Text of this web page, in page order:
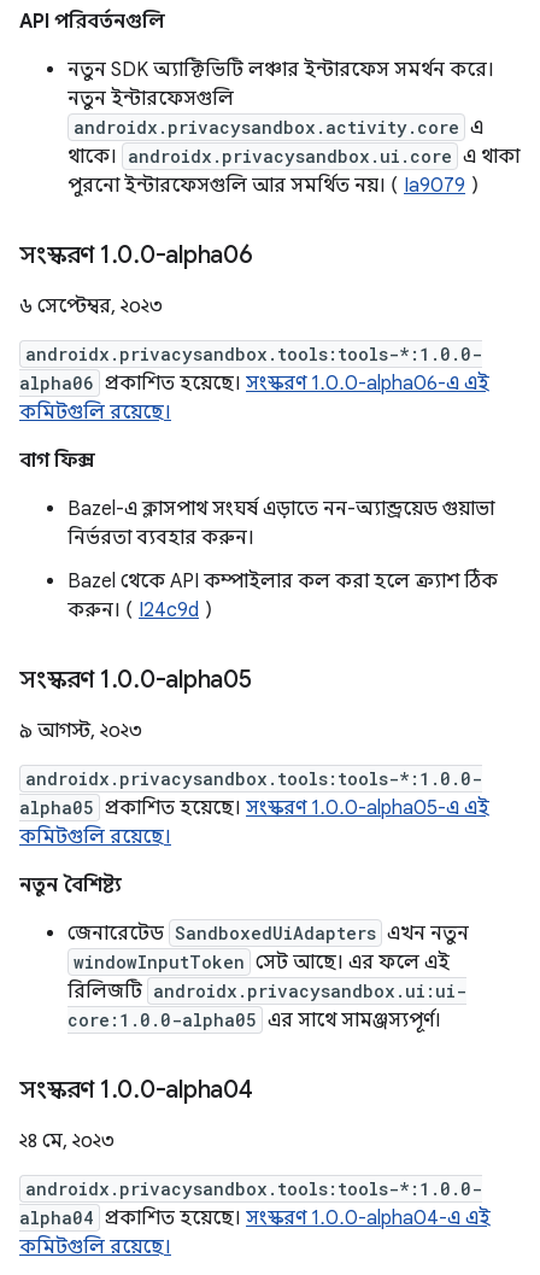
API পরিবর্তনগুলি
নতুন SDK অ্যাক্টিভিটি লঞ্চার ইন্টারফেস সমর্থন করে।
নতুন ইন্টারফেসগুলি
androidx.privacysandbox.activity.core এ
থাকে।
androidx.privacysandbox.ui.core এ থাকা
পুরনো ইন্টারফেসগুলি আর সমর্থিত নয়। ( Ia9079 )
সংস্করণ 1.0.0-alpha06
৬ সেপ্টেম্বর, ২০২৩
androidx.privacysandbox.tools:tools-*:1.0.0-
alpha06 প্রকাশিত হয়েছে। সংস্করণ 1.0.0-alpha06-এ এই
কমিটগুলি রয়েছে।
বাগ ফিক্স
Bazel-এ ক্লাসপাথ সংঘর্ষ এড়াতে নন-অ্যান্ড্রয়েড গুয়াভা
নির্ভরতা ব্যবহার করুন।
Bazel থেকে API কম্পাইলার কল করা হলে ক্র্যাশ ঠিক
করুন। ( I24c9d )
সংস্করণ 1.0.0-alpha05
৯ আগস্ট, ২০২৩
androidx.privacysandbox.tools:tools-*:1.0.0-
alpha05 প্রকাশিত হয়েছে। সংস্করণ 1.0.0-alpha05-এ এই
কমিটগুলি রয়েছে।
নতুন বৈশিষ্ট্য
জেনারেটেড SandboxedUiAdapters এখন নতুন
windowInputToken সেট আছে। এর ফলে এই
রিলিজটি androidx.privacysandbox.ui:ui-
core:1.0.0-alpha05 এর সাথে সামঞ্জস্যপূর্ণ।
সংস্করণ 1.0.0-alpha04
২৪ মে, ২০২৩
androidx.privacysandbox.tools:tools-*:1.0.0-
alpha04 প্রকাশিত হয়েছে। সংস্করণ 1.0.0-alpha04-এ এই
কমিটগুলি রয়েছে।